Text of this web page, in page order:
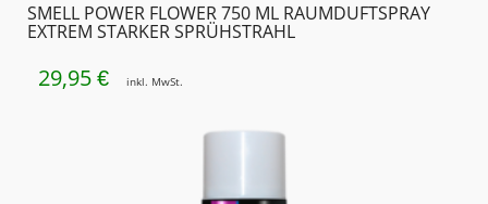
SMELL POWER FLOWER 750 ML RAUMDUFTSPRAY
EXTREM STARKER SPRÜHSTRAHL
29,95 € inkl. MwSt.